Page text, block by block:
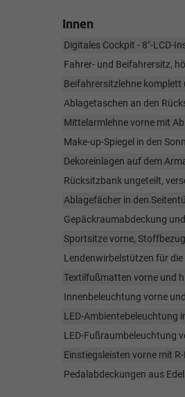
Innen
Digitales Cockpit - 8"-LCD-
Fahrer- und Beifahrersitz,
Beifahrersitzlehne komplett
Ablagetaschen an den
Mittelarmlehne vorne mit
Make-up-Spiegel in den
Dekoreinlagen auf dem
Rücksitzbank ungeteilt,
Ablagefächer in den
Gepäckraumabdeckung
Sportsitze vorne, Stoffbezug
Lendenwirbelstützen für
Textilfußmatten vorne und
Innenbeleuchtung vorne
LED-Ambientebeleuchtung
LED-Fußraumbeleuchtung
Einstiegsleisten vorne mit
Pedalabdeckungen aus